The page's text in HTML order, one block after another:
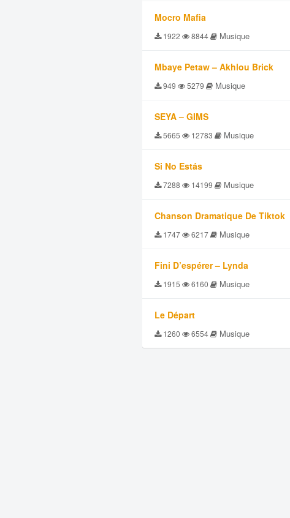
Mocro Mafia
1922 8844 Musique
Mbaye Petaw – Akhlou Brick
949 5279 Musique
SEYA – GIMS
5665 12783 Musique
Si No Estás
7288 14199 Musique
Chanson Dramatique De Tiktok
1747 6217 Musique
Fini D’espérer – Lynda
1915 6160 Musique
Le Départ
1260 6554 Musique